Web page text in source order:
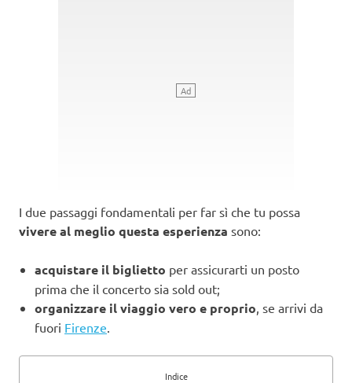
I due passaggi fondamentali per far sì che tu possa
vivere al meglio questa esperienza sono:
acquistare il biglietto per assicurarti un posto
prima che il concerto sia sold out;
organizzare il viaggio vero e proprio , se arrivi da
fuori Firenze
Indice